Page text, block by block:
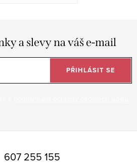
a slevy na váš e-mail
PŘIHLÁSIT SE
607 255 155